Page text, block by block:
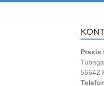
Praxis
56642